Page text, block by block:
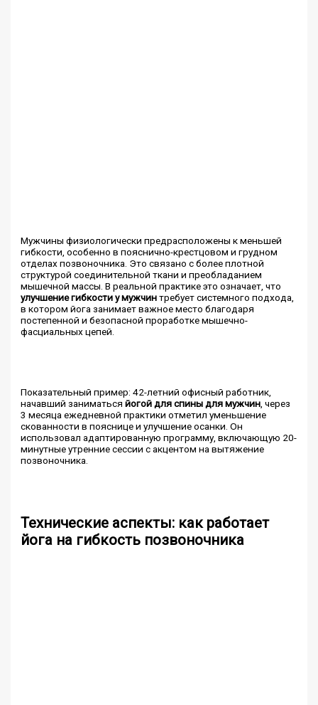
Мужчины физиологически предрасположены к меньшей
гибкости, особенно в пояснично-крестцовом и грудном
отделах позвоночника. Это связано с более плотной
структурой соединительной ткани и преобладанием
мышечной массы. В реальной практике это означает, что
улучшение гибкости у мужчинтребует системного подхода,
в котором йога занимает важное место благодаря
постепенной и безопасной проработке мышечно-
фасциальных цепей.
Показательный пример: 42-летний офисный работник,
начавший заниматьсяйогой для спины для мужчин , через
3 месяца ежедневной практики отметил уменьшение
скованности в пояснице и улучшение осанки. Он
использовал адаптированную программу, включающую 20-
минутные утренние сессии с акцентом на вытяжение
позвоночника.
Технические аспекты: как работает
йога на гибкость позвоночника